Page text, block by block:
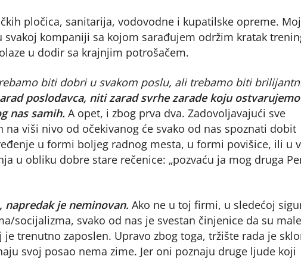
pločica, sanitarija, vodovodne i kupatilske opreme.
svakoj kompaniji sa kojom sarađujem održim kratak
u dodir sa krajnjim potrošačem.
biti dobri u svakom poslu, ali trebamo biti
poslodavca, niti zarad svrhe zarade koju ostvarujemo
nas samih. A opet, i zbog prva dva. Zadovoljavajući sve
viši nivo od očekivanog će svako od nas spoznati dobit
u formi boljeg radnog mesta, u formi povišice, ili u
u obliku dobre stare rečenice: „pozvaću ja mog druga
je neminovan. Ako ne u toj firmi, u sledećoj
socijalizma, svako od nas je svestan činjenice da su male
trenutno zaposlen. Upravo zbog toga, tržište rada je
svoj posao nema zime. Jer oni poznaju druge ljude koji